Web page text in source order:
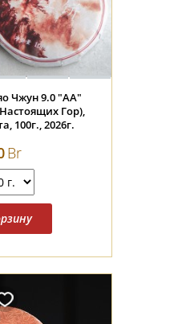
Чжун 9.0 "АА"
Гор),
100г., 2026г.
Br